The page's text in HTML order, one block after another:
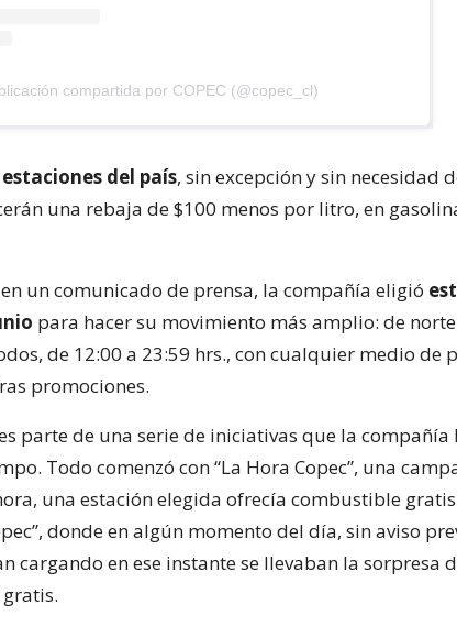
compartida por COPEC (@copec_cl)
del país, sin excepción y sin necesidad
una rebaja de $100 menos por litro, en
un comunicado de prensa, la compañía eligió
para hacer su movimiento más amplio: de
de 12:00 a 23:59 hrs., con cualquier medio de
promociones.
parte de una serie de iniciativas que la compañía
Todo comenzó con “La Hora Copec”, una
una estación elegida ofrecía combustible
donde en algún momento del día, sin aviso
cargando en ese instante se llevaban la sorpresa